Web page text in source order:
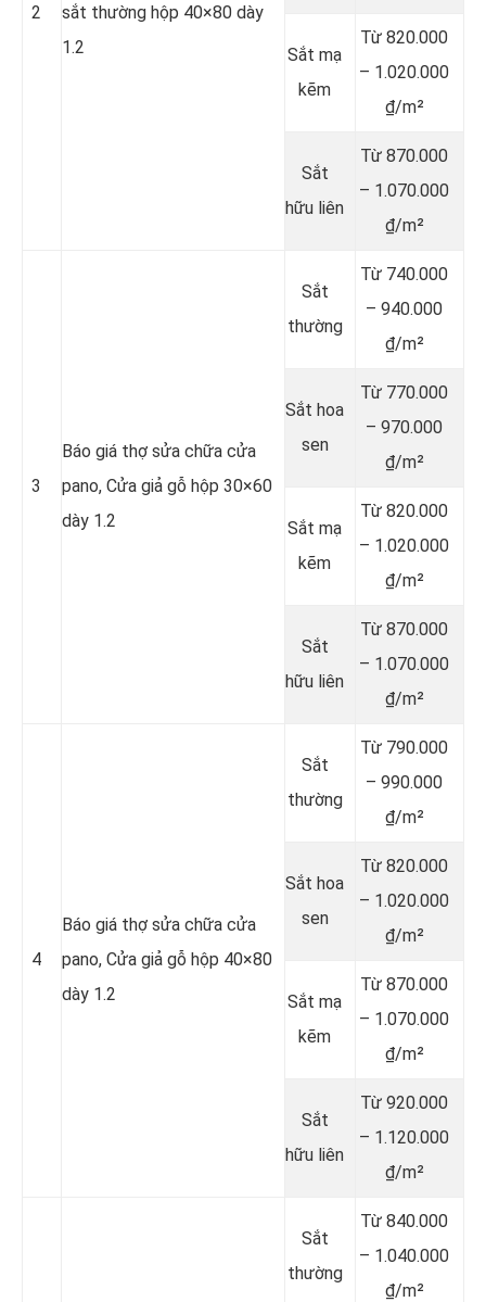
2
sắt thường hộp 40×80 dày
1.2
Sắt mạ
kẽm
Từ 820.000
– 1.020.000
₫/m²
Sắt
hữu liên
Từ 870.000
– 1.070.000
₫/m²
3
Báo giá thợ sửa chữa cửa
pano, Cửa giả gỗ hộp 30×60
dày 1.2
Sắt
thường
Từ 740.000
– 940.000
₫/m²
Sắt hoa
sen
Từ 770.000
– 970.000
₫/m²
Sắt mạ
kẽm
Từ 820.000
– 1.020.000
₫/m²
Sắt
hữu liên
Từ 870.000
– 1.070.000
₫/m²
4
Báo giá thợ sửa chữa cửa
pano, Cửa giả gỗ hộp 40×80
dày 1.2
Sắt
thường
Từ 790.000
– 990.000
₫/m²
Sắt hoa
sen
Từ 820.000
– 1.020.000
₫/m²
Sắt mạ
kẽm
Từ 870.000
– 1.070.000
₫/m²
Sắt
hữu liên
Từ 920.000
– 1.120.000
₫/m²
Sắt
thường
Từ 840.000
– 1.040.000
₫/m²